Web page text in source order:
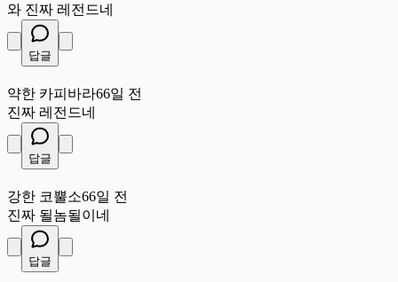
와 진짜 레전드네
답글
약한 카피바라66일 전
진짜 레전드네
답글
강한 코뿔소66일 전
진짜 될놈될이네
답글